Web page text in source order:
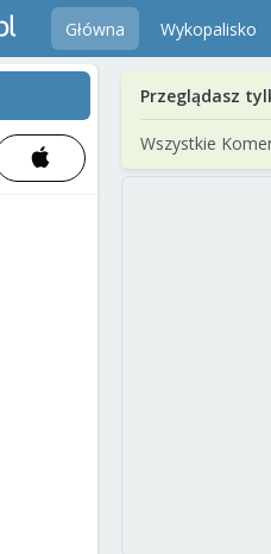
Główna Wykopalisko
Przeglądasz
Wszystkie